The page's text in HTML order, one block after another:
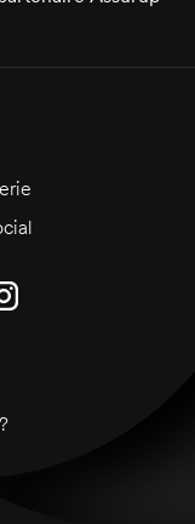
soignée